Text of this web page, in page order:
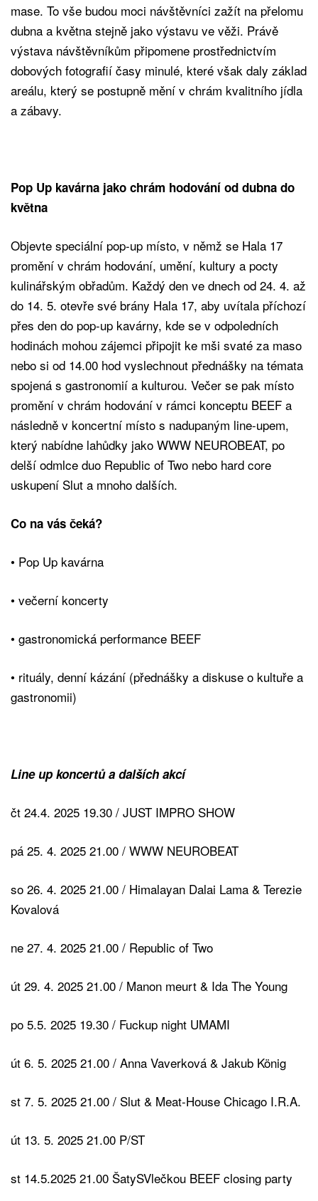
mase. To vše budou moci návštěvníci zažít na přelomu
dubna a května stejně jako výstavu ve věži. Právě
výstava návštěvníkům připomene prostřednictvím
dobových fotografií časy minulé, které však daly základ
areálu, který se postupně mění v chrám kvalitního jídla
a zábavy.
Pop Up kavárna jako chrám hodování od dubna do
května
Objevte speciální pop-up místo, v němž se Hala 17
promění v chrám hodování, umění, kultury a pocty
kulinářským obřadům. Každý den ve dnech od 24. 4. až
do 14. 5. otevře své brány Hala 17, aby uvítala příchozí
přes den do pop-up kavárny, kde se v odpoledních
hodinách mohou zájemci připojit ke mši svaté za maso
nebo si od 14.00 hod vyslechnout přednášky na témata
spojená s gastronomií a kulturou. Večer se pak místo
promění v chrám hodování v rámci konceptu BEEF a
následně v koncertní místo s nadupaným line-upem,
který nabídne lahůdky jako WWW NEUROBEAT, po
delší odmlce duo Republic of Two nebo hard core
uskupení Slut a mnoho dalších.
Co na vás čeká?
• Pop Up kavárna
• večerní koncerty
• gastronomická performance BEEF
• rituály, denní kázání (přednášky a diskuse o kultuře a
gastronomii)
Line up koncertů a dalších akcí
čt 24.4. 2025 19.30 / JUST IMPRO SHOW
pá 25. 4. 2025 21.00 / WWW NEUROBEAT
so 26. 4. 2025 21.00 / Himalayan Dalai Lama & Terezie
Kovalová
ne 27. 4. 2025 21.00 / Republic of Two
út 29. 4. 2025 21.00 / Manon meurt & Ida The Young
po 5.5. 2025 19.30 / Fuckup night UMAMI
út 6. 5. 2025 21.00 / Anna Vaverková & Jakub König
st 7. 5. 2025 21.00 / Slut & Meat-House Chicago I.R.A.
út 13. 5. 2025 21.00 P/ST
st 14.5.2025 21.00 ŠatySVlečkou BEEF closing party